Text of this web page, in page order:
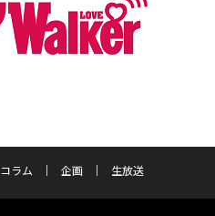
コラム 企画 生放送